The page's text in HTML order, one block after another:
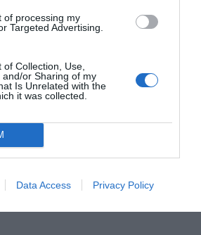
of processing my
Targeted Advertising.
Collection, Use,
and/or Sharing of my
Is Unrelated with the
it was collected.
Data Access Privacy Policy
forma gratuita
con las últimas noticias de actualidad.